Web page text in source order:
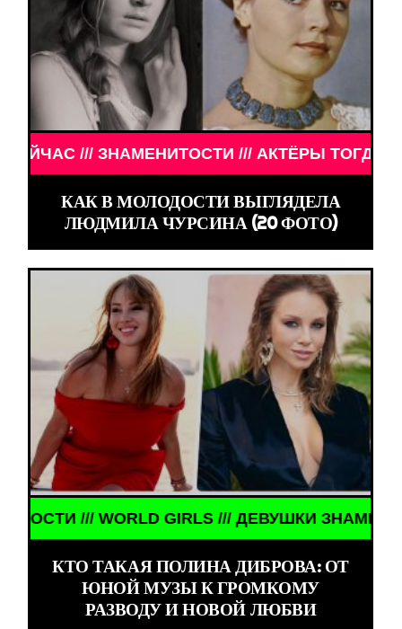
/// АКТЁРЫ ТОГДА И СЕЙЧАС ///
КАК В МОЛОДОСТИ ВЫГЛЯДЕЛА
ЛЮДМИЛА ЧУРСИНА (20 ФОТО)
GIRLS /// ДЕВУШКИ ЗНАМЕНИТОСТИ ///
КТО ТАКАЯ ПОЛИНА ДИБРОВА: ОТ
ЮНОЙ МУЗЫ К ГРОМКОМУ
РАЗВОДУ И НОВОЙ ЛЮБВИ